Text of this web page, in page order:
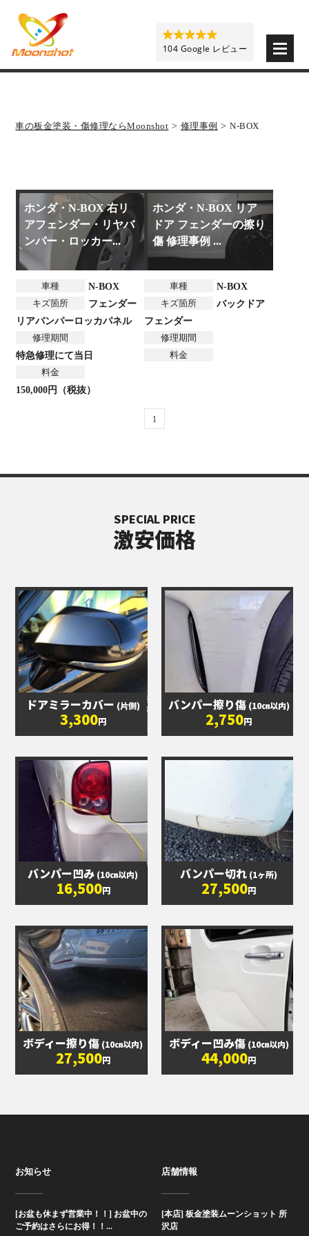
車の板金塗装・傷修理ならMoonshot > 修理事例 >N-BOX
ホンダ・N-BOX 右リ
アフェンダー・リヤバ
ンパー・ロッカー...
車種
N-BOX
キズ箇所
フェンダー
リアバンパーロッカパネル
修理期間
特急修理にて当日
料金
150,000円（税抜）
ホンダ・N-BOX リア
ドア フェンダーの擦り
傷 修理事例 ...
車種
N-BOX
キズ箇所
バックドア
フェンダー
修理期間
料金
1
SPECIAL PRICE
激安価格
ドアミラーカバー (片側)
3,300円
バンパー擦り傷 (10㎝以内)
2,750円
バンパー凹み (10㎝以内)
16,500円
バンパー切れ (1ヶ所)
27,500円
ボディー擦り傷 (10㎝以内)
27,500円
ボディー凹み傷 (10㎝以内)
44,000円
お知らせ
[お盆も休まず営業中！！] お盆中の
ご予約はさらにお得！！...
店舗情報
[本店] 板金塗装ムーンショット 所
沢店
104 Google レビュー